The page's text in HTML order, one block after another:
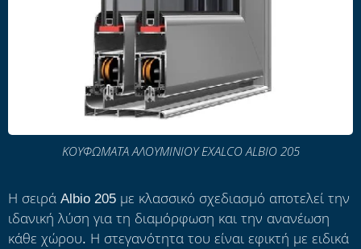
ΚΟΥΦΩΜΑΤΑ ΑΛΟΥΜΙΝΙΟΥ EXALCO ALBIO 205
Η σειρά Albio 205 με κλασσικό σχεδιασμό αποτελεί την
ιδανική λύση για τη διαμόρφωση και την ανανέωση
κάθε χώρου. Η στεγανότητα του είναι εφικτή με ειδικά